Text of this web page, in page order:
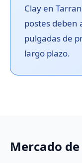
Clay en
postes deben
pulgadas de
largo plazo.
Mercado